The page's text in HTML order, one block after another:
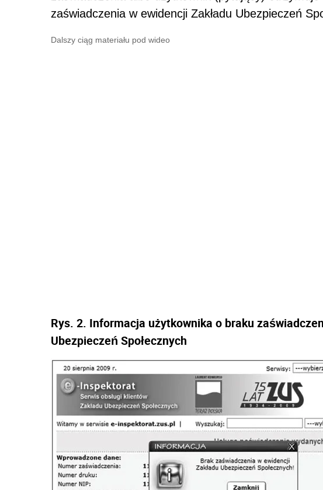
zaświadczenia w ewidencji Zakładu Ubezpieczeń
Dalszy ciąg materiału pod wideo
Rys. 2. Informacja użytkownika o braku
Ubezpieczeń Społecznych